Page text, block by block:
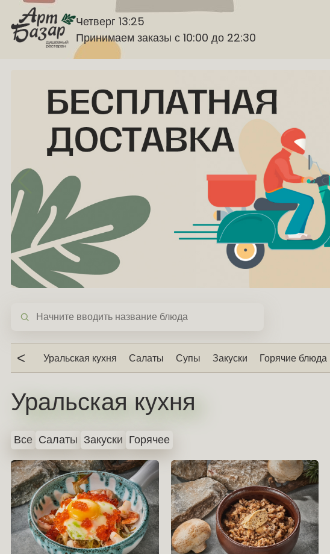
Четверг 13:25
Принимаем заказы с 10:00 до 22:30
< Уральская кухня Салаты Супы Закуски Горячие блюда
Уральская кухня
Все Салаты Закуски Горячее